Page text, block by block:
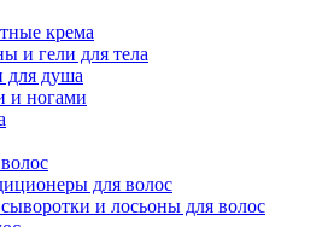
крема
и гели для тела
для душа
и ногами
для волос
и лосьоны для волос